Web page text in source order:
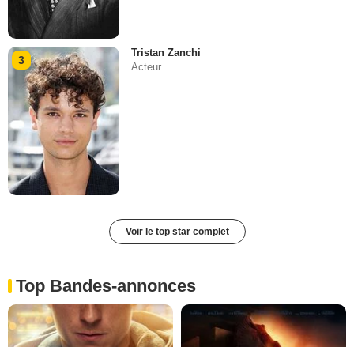
3
Tristan Zanchi
Acteur
Voir le top star complet
Top Bandes-annonces